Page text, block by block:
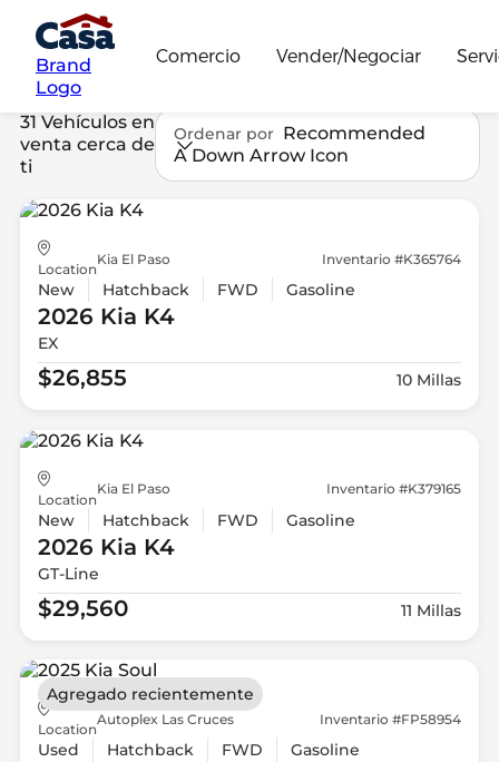
Brand
Logo
Comercio Vender/Negociar
31 Vehículos en
venta cerca de
ti
Ordenar por Recommended
A Down Arrow Icon
Location
Kia El Paso Inventario #K365764
New Hatchback FWD Gasoline
2026 Kia K4
EX
$26,855 10 Millas
Location
Kia El Paso Inventario #K379165
New Hatchback FWD Gasoline
2026 Kia K4
GT-Line
$29,560 11 Millas
Location
Autoplex Las Cruces Inventario #FP58954
Used Hatchback FWD Gasoline
Agregado recientemente